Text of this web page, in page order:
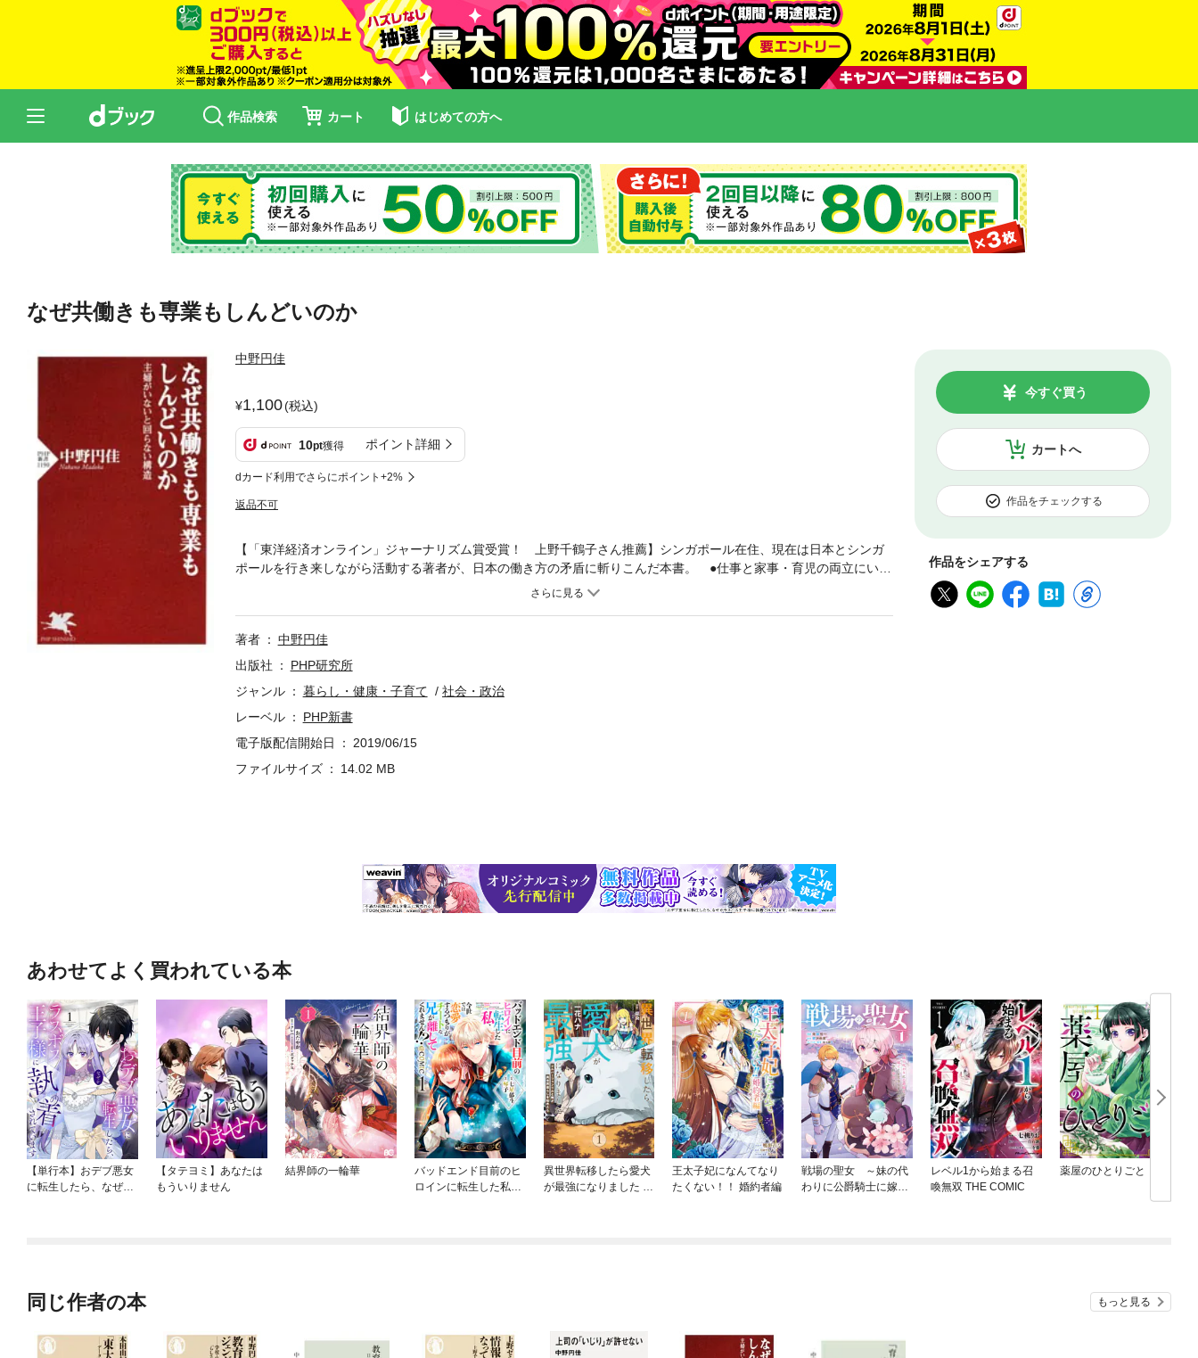
作品検索 カート はじめての方へ
なぜ共働きも専業もしんどいのか
中野円佳
1,100(税込)
10pt獲得 ポイント詳細
dカード利用でさらにポイント+2%
返品不可
カートへ
今すぐ買う
作品をチェックする
作品をシェアする
【「東洋経済オンライン」ジャーナリズム賞受賞！ 上野千鶴子さん推薦】シンガポール在住、現在は日本とシンガ
ポールを行き来しながら活動する著者が、日本の働き方の矛盾に斬りこんだ本書。 ●仕事と家事・育児の両立にいっ
ぱいいっぱいの共働き家庭 ●家事・育児の責任を一手に背負い、逃げ場のない専業主婦 ●「稼ぎ主プレッシャー」
た「日本のサラリーマンの働き方」。これらの制度は、主婦の妻が夫を支える前提で作られている。専業主婦前提の
制度は、会社だけではない。丁寧すぎる家事、保育を含む教育への予算の低さ、学校の仕組み……問題は社会の様々
聞こえるのは、この構造が放置されたまま、女性に「働け、輝け」と要請しているから。ギグ・エコノミーや働き方
改革、多様化する働き方は、循環構造を変える契機になり得るのか。日本の「主婦がいないと回らない構造」を読み
とき、その変化の兆しを探る。「東洋経済オンラインアワード2018」でジャーナリズム賞を受賞した好評連載に大幅
著者
中野円佳
出版社
PHP研究所
ジャンル
暮らし・健康・子育て
社会・政治
レーベル
PHP新書
電子版配信開始日
2019/06/15
ファイルサイズ
14.02 MB
あわせてよく買われている本
【単行本】おデブ悪女
に転生したら、なぜか
【タテヨミ】あなたは
もういりません
結界師の一輪華
バッドエンド目前のヒ
ロインに転生した私、
異世界転移したら愛犬
が最強になりました ～
王太子妃になんてなり
たくない！！ 婚約者編
戦場の聖女 ～妹の代
わりに公爵騎士に嫁ぐ
レベル1から始まる召
喚無双 THE COMIC
薬屋のひとりごと
同じ作者の本 もっと見る